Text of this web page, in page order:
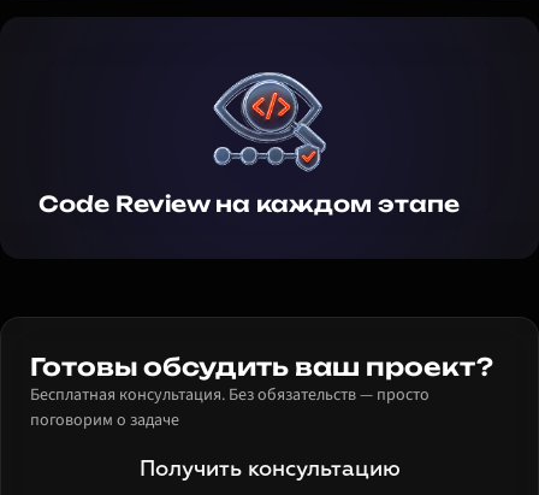
Code Review на каждом этапе
Готовы обсудить ваш проект?
Бесплатная консультация. Без обязательств — просто
поговорим о задаче
Получить консультацию